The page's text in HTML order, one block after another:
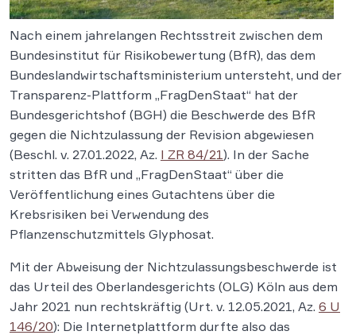
Nach einem jahrelangen Rechtsstreit zwischen dem
Bundesinstitut für Risikobewertung (BfR), das dem
Bundeslandwirtschaftsministerium untersteht, und der
Transparenz-Plattform „FragDenStaat“ hat der
Bundesgerichtshof (BGH) die Beschwerde des BfR
gegen die Nichtzulassung der Revision abgewiesen
(Beschl. v. 27.01.2022, Az. I ZR 84/21). In der Sache
stritten das BfR und „FragDenStaat“ über die
Veröffentlichung eines Gutachtens über die
Krebsrisiken bei Verwendung des
Pflanzenschutzmittels Glyphosat.
Mit der Abweisung der Nichtzulassungsbeschwerde ist
das Urteil des Oberlandesgerichts (OLG) Köln aus dem
Jahr 2021 nun rechtskräftig (Urt. v. 12.05.2021, Az. 6 U
146/20): Die Internetplattform durfte also das